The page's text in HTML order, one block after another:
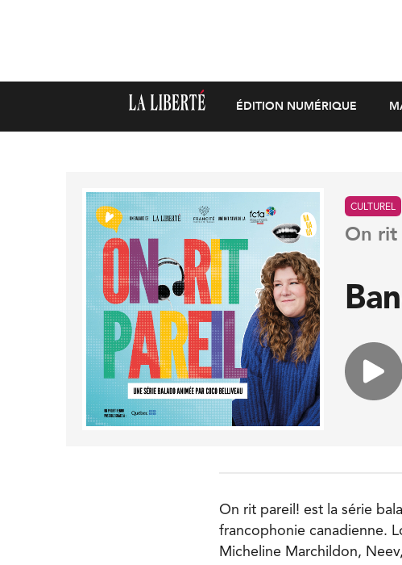
ÉDITION NUMÉRIQUE
CULTUREL
On
On rit pareil! est la série
francophonie canadienne.
Micheline Marchildon,